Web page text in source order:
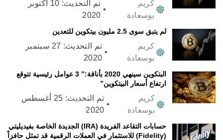
كريم
بوسعادة
•
تم التحديث:
10 أكتوبر
2020
لم يتبق سوى 2.5 مليون بيتكوين للتعدين
كريم
بوسعادة
•
تم التحديث:
27 سبتمبر
2020
البتكوين سينهي 2020 بأناقة:” 3 عوامل رئيسية تتوقع
ارتفاع أسعار البيتكوين”
كريم
بوسعادة
•
تم التحديث:
25 أغسطس
2020
حسابات التقاعد الفريدة (IRA) الجديدة الخاصة بفيديليتي
(Fidelity) للاستثمار في العملات الرقمية قد تمثل حافزاً